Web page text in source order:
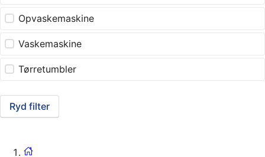
Opvaskemaskine
Vaskemaskine
Tørretumbler
Ryd filter